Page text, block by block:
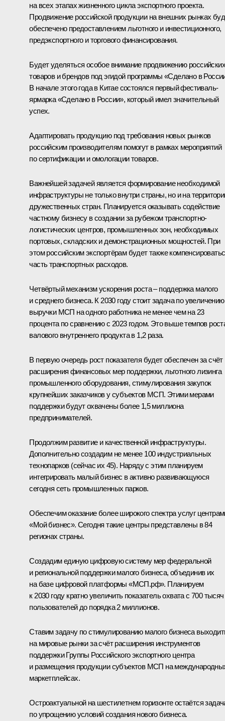
на всех этапах жизненного цикла экспортного проекта.
Продвижение российской продукции на внешних рынках
обеспечено предоставлением льготного и инвестиционного,
предэкспортного и торгового финансирования.
Будет уделяться особое внимание продвижению российских
товаров и брендов под эгидой программы «Сделано в
В начале этого года в Китае состоялся первый фестиваль-
ярмарка «Сделано в России», который имел значительный
успех.
Адаптировать продукцию под требования новых рынков
российским производителям помогут в рамках мероприятий
по сертификации и омологации товаров.
Важнейшей задачей является формирование необходимой
инфраструктуры не только внутри страны, но и на
дружественных стран. Планируется оказывать содействие
частному бизнесу в создании за рубежом транспортно-
логистических центров, промышленных зон, необходимых
портовых, складских и демонстрационных мощностей. При
этом российским экспортёрам будет также
часть транспортных расходов.
Четвёртый механизм ускорения роста – поддержка малого
и среднего бизнеса. К 2030 году стоит задача по увеличению
выручки МСП на одного работника не менее чем на 23
процента по сравнению с 2023 годом. Это выше темпов
валового внутреннего продукта в 1,2 раза.
В первую очередь рост показателя будет обеспечен за счёт
расширения финансовых мер поддержки, льготного лизинга
промышленного оборудования, стимулирования закупок
крупнейших заказчиков у субъектов МСП. Этими мерами
поддержки будут охвачены более 1,5 миллиона
предпринимателей.
Продолжим развитие и качественной инфраструктуры.
Дополнительно создадим не менее 100 индустриальных
технопарков (сейчас их 45). Наряду с этим планируем
интегрировать малый бизнес в активно развивающуюся
сегодня сеть промышленных парков.
Обеспечим оказание более широкого спектра услуг
«Мой бизнес». Сегодня такие центры представлены в 84
регионах страны.
Создадим единую цифровую систему мер федеральной
и региональной поддержки малого бизнеса, объединив их
на базе цифровой платформы «МСП.рф». Планируем
к 2030 году кратно увеличить показатель охвата с 700 тысяч
пользователей до порядка 2 миллионов.
Ставим задачу по стимулированию малого бизнеса
на мировые рынки за счёт расширения инструментов
поддержки Группы Российского экспортного центра
и размещения продукции субъектов МСП на
маркетплейсах.
Остроактуальной на шестилетнем горизонте остаётся
по упрощению условий создания нового бизнеса.